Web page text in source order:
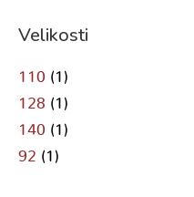
Velikosti
110 (1)
128 (1)
140 (1)
92 (1)